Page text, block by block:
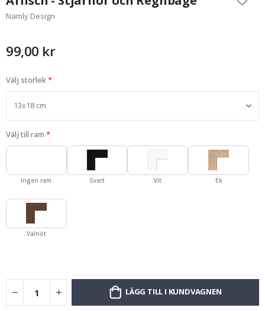
början
av
Namly Design
99,00 kr
Välj storlek
Välj till ram
Ingen ram Svart Vit Ek
Valnöt
LÄGG TILL I KUNDVAGNEN